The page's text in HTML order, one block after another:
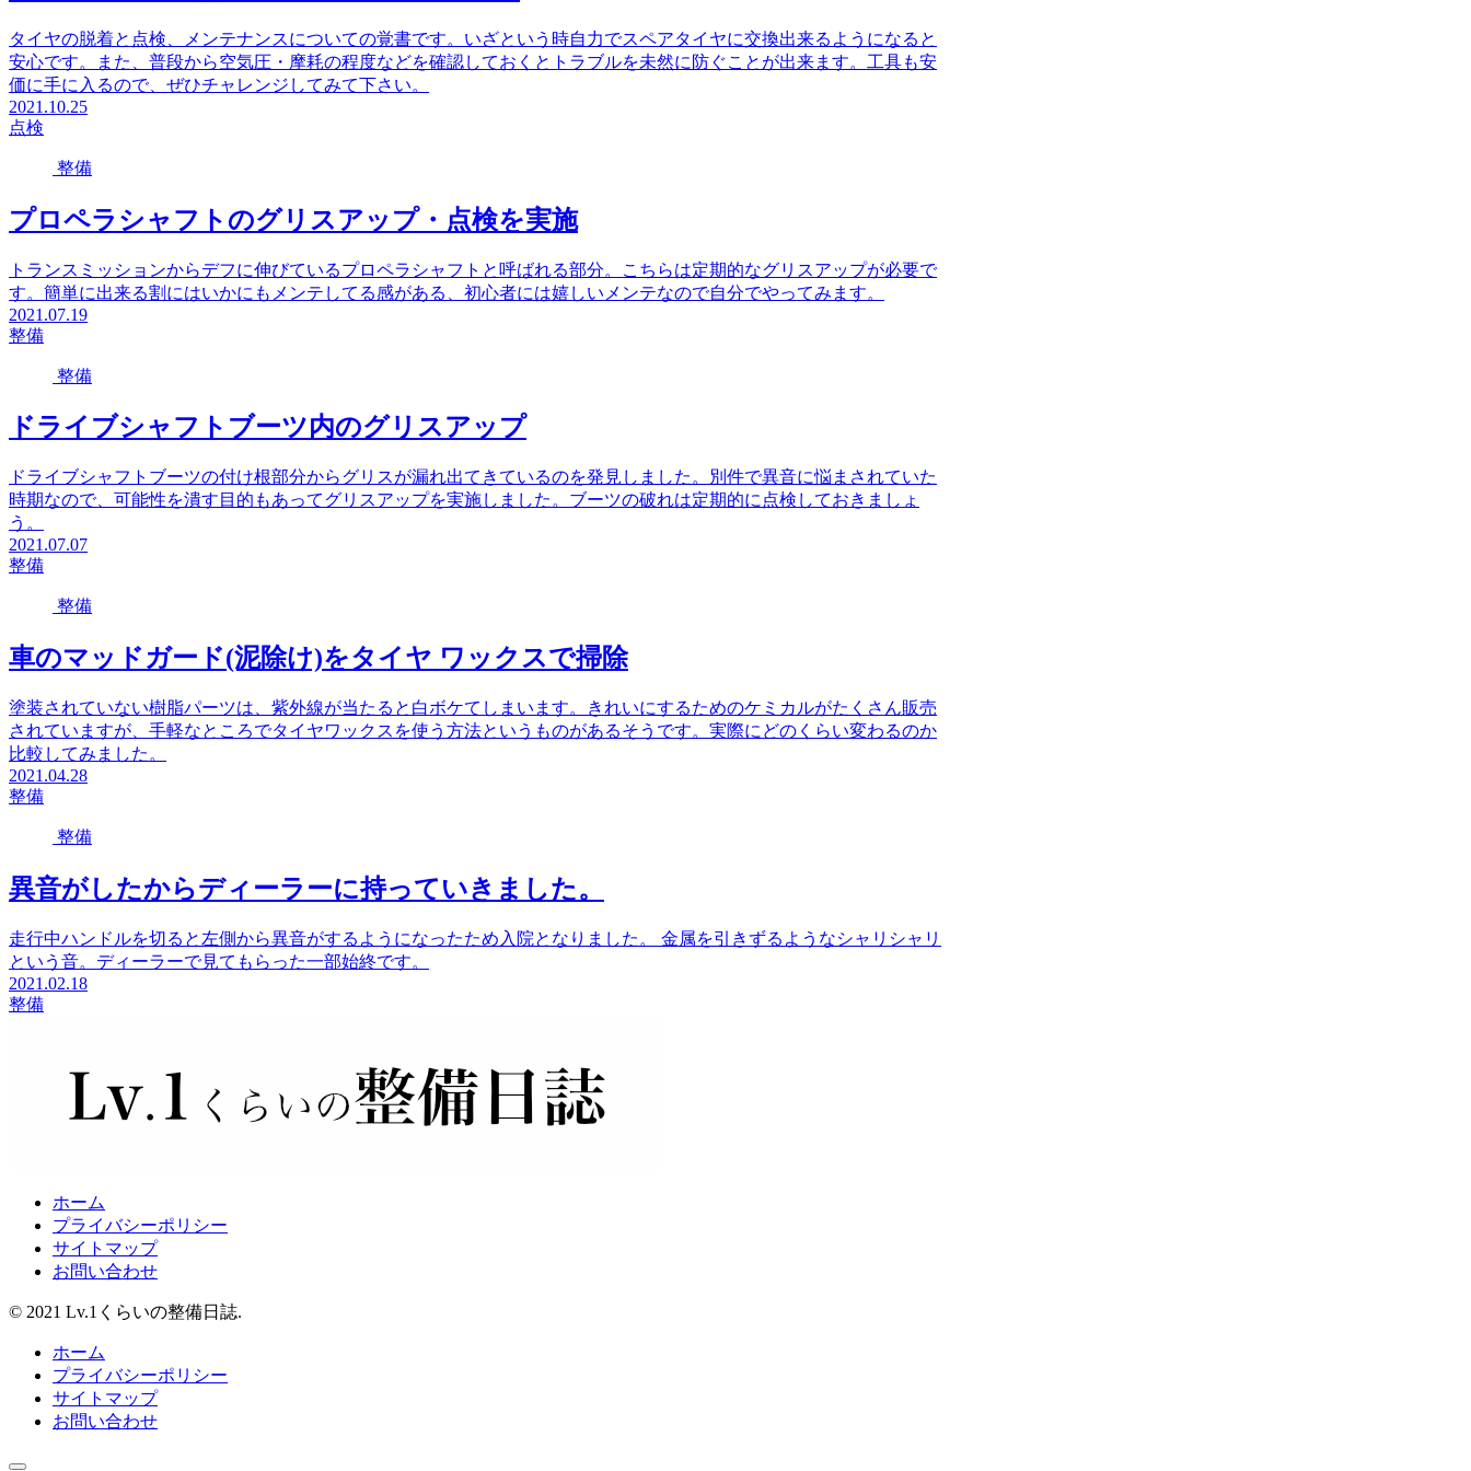
タイヤの脱着と点検、メンテナンスについての覚書です。いざという時自力でスペアタイヤに交換出来るようになると
安心です。また、普段から空気圧・摩耗の程度などを確認しておくとトラブルを未然に防ぐことが出来ます。工具も安
価に手に入るので、ぜひチャレンジしてみて下さい。
2021.10.25
点検
整備
プロペラシャフトのグリスアップ・点検を実施
トランスミッションからデフに伸びているプロペラシャフトと呼ばれる部分。こちらは定期的なグリスアップが必要で
す。簡単に出来る割にはいかにもメンテしてる感がある、初心者には嬉しいメンテなので自分でやってみます。
2021.07.19
整備
整備
ドライブシャフトブーツ内のグリスアップ
ドライブシャフトブーツの付け根部分からグリスが漏れ出てきているのを発見しました。別件で異音に悩まされていた
時期なので、可能性を潰す目的もあってグリスアップを実施しました。ブーツの破れは定期的に点検しておきましょ
う。
2021.07.07
整備
整備
車のマッドガード(泥除け)をタイヤ ワックスで掃除
塗装されていない樹脂パーツは、紫外線が当たると白ボケてしまいます。きれいにするためのケミカルがたくさん販売
されていますが、手軽なところでタイヤワックスを使う方法というものがあるそうです。実際にどのくらい変わるのか
比較してみました。
2021.04.28
整備
整備
異音がしたからディーラーに持っていきました。
走行中ハンドルを切ると左側から異音がするようになったため入院となりました。 金属を引きずるようなシャリシャリ
という音。ディーラーで見てもらった一部始終です。
2021.02.18
整備
ホーム
プライバシーポリシー
サイトマップ
お問い合わせ
© 2021 Lv.1くらいの整備日誌.
ホーム
プライバシーポリシー
サイトマップ
お問い合わせ